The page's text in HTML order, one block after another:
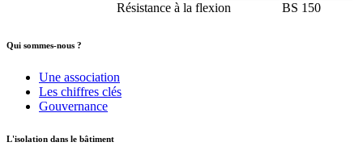
Résistance à la flexion BS 150
Qui sommes-nous ?
Une association
Les chiffres clés
Gouvernance
L'isolation dans le bâtiment